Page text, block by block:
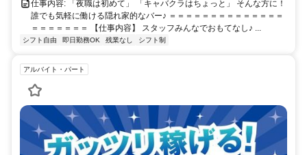
仕事内容: 「夜職は初めて」 「キャバクラはちょっと」 そんな方に！
誰でも気軽に働ける隠れ家的なバー♪ ＝＝＝＝＝＝＝＝＝＝＝＝＝＝
＝＝＝＝＝＝＝ 【仕事内容】 スタッフみんなでおもてなし♪ ...
シフト自由 即日勤務OK 残業なし シフト制
アルバイト・パート